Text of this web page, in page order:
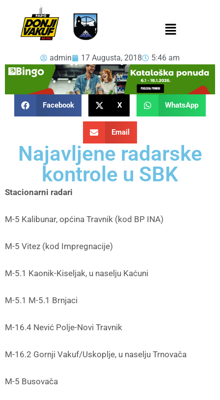
admin 17 Augusta, 2018 5:46 am
Facebook X WhatsApp
Email
Najavljene radarske
kontrole u SBK
Stacionarni radari
M-5 Kalibunar, općina Travnik (kod BP INA)
M-5 Vitez (kod Impregnacije)
M-5.1 Kaonik-Kiseljak, u naselju Kaćuni
M-5.1 M-5.1 Brnjaci
M-16.4 Nević Polje-Novi Travnik
M-16.2 Gornji Vakuf/Uskoplje, u naselju Trnovača
M-5 Busovača